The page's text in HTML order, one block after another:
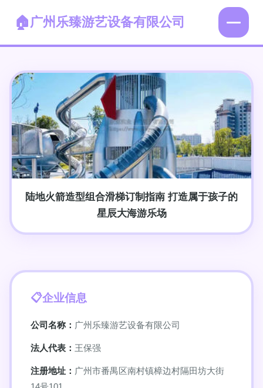
广州乐臻游艺设备有限公司
陆地火箭造型组合滑梯订制指南 打造属于孩子的
星辰大海游乐场
企业信息
公司名称： 广州乐臻游艺设备有限公司
法人代表： 王保强
注册地址： 广州市番禺区南村镇樟边村隔田坊大街